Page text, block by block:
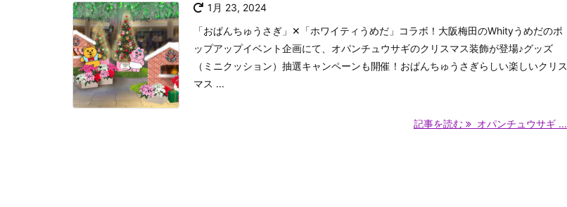
1月 23, 2024
「おぱんちゅうさぎ」✕「ホワイティうめだ」コラボ！大阪梅田のWhityうめだのポ
ップアップイベント企画にて、オパンチュウサギのクリスマス装飾が登場♪グッズ
（ミニクッション）抽選キャンペーンも開催！おぱんちゅうさぎらしい楽しいクリス
マス ...
記事を読む オパンチュウサギ ...